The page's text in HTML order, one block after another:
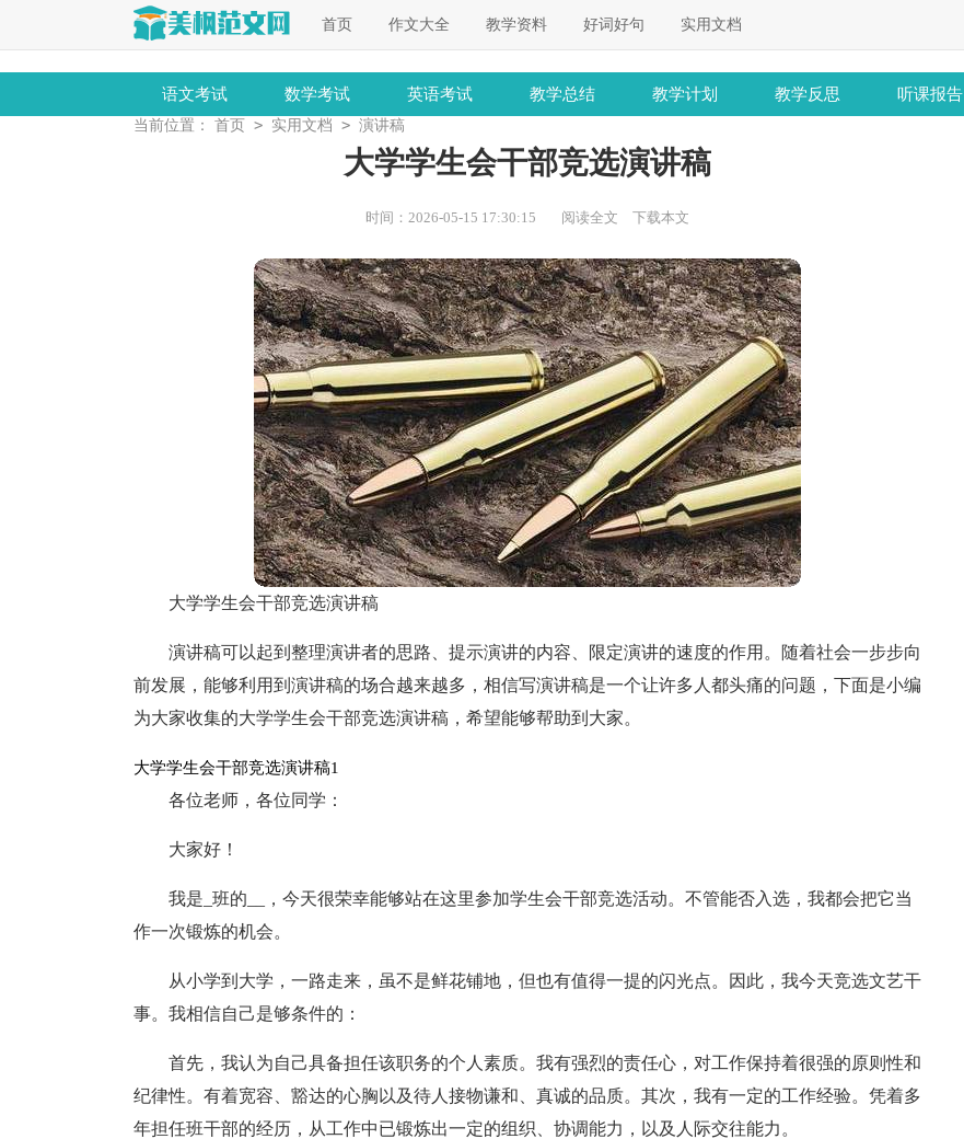
首页 作文大全 教学资料 好词好句 实用文档
语文考试 数学考试 英语考试 教学总结 教学计划 教学反思 听课报告
当前位置： 首页 > 实用文档 > 演讲稿
大学学生会干部竞选演讲稿
时间：2026-05-15 17:30:15 阅读全文 下载本文
大学学生会干部竞选演讲稿
演讲稿可以起到整理演讲者的思路、提示演讲的内容、限定演讲的速度的作用。随着社会一步步向
前发展，能够利用到演讲稿的场合越来越多，相信写演讲稿是一个让许多人都头痛的问题，下面是小编
为大家收集的大学学生会干部竞选演讲稿，希望能够帮助到大家。
大学学生会干部竞选演讲稿1
各位老师，各位同学：
大家好！
我是_班的__，今天很荣幸能够站在这里参加学生会干部竞选活动。不管能否入选，我都会把它当
作一次锻炼的机会。
从小学到大学，一路走来，虽不是鲜花铺地，但也有值得一提的闪光点。因此，我今天竞选文艺干
事。我相信自己是够条件的：
首先，我认为自己具备担任该职务的个人素质。我有强烈的责任心，对工作保持着很强的原则性和
纪律性。有着宽容、豁达的心胸以及待人接物谦和、真诚的品质。其次，我有一定的工作经验。凭着多
年担任班干部的经历，从工作中已锻炼出一定的组织、协调能力，以及人际交往能力。